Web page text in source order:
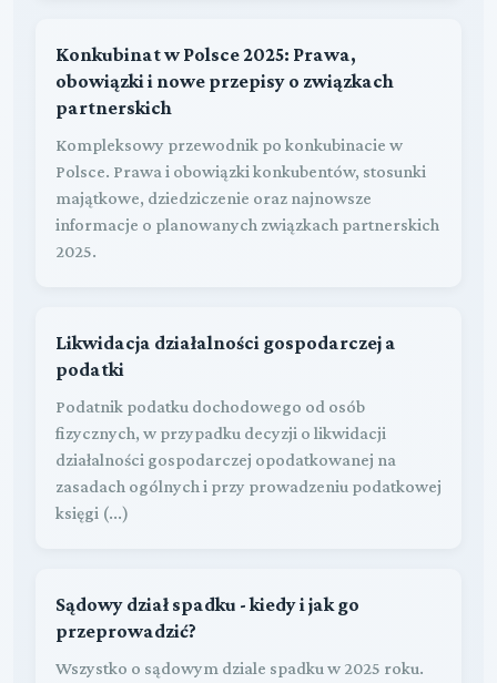
Konkubinat w Polsce 2025: Prawa,
obowiązki i nowe przepisy o związkach
partnerskich
Kompleksowy przewodnik po konkubinacie w
Polsce. Prawa i obowiązki konkubentów, stosunki
majątkowe, dziedziczenie oraz najnowsze
informacje o planowanych związkach partnerskich
2025.
Likwidacja działalności gospodarczej a
podatki
Podatnik podatku dochodowego od osób
fizycznych, w przypadku decyzji o likwidacji
działalności gospodarczej opodatkowanej na
zasadach ogólnych i przy prowadzeniu podatkowej
księgi (...)
Sądowy dział spadku - kiedy i jak go
przeprowadzić?
Wszystko o sądowym dziale spadku w 2025 roku.